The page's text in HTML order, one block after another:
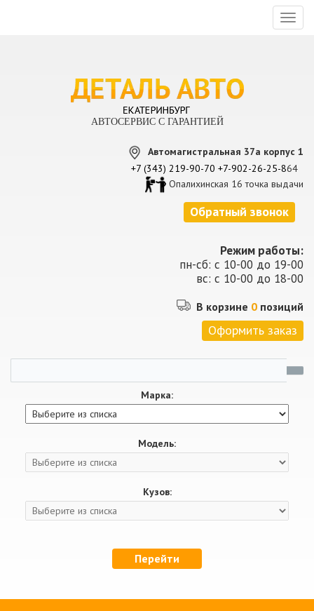
АВТОСЕРВИС С ГАРАНТИЕЙ
Автомагистральная 37а корпус 1
+7 (343) 219-90-70 +7-902-26-25-864
Опалихинская 16 точка выдачи
Обратный звонок
Режим работы:
пн-сб: с 10-00 до 19-00
вс: с 10-00 до 18-00
В корзине 0 позиций
Оформить заказ
Марка:
Модель:
Кузов:
Перейти